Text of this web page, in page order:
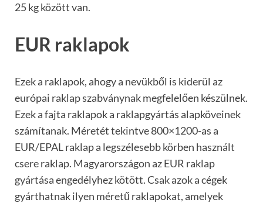
25 kg között van.
EUR raklapok
Ezek a raklapok, ahogy a nevükből is kiderül az
európai raklap szabványnak megfelelően készülnek.
Ezek a fajta raklapok a raklapgyártás alapköveinek
számítanak. Méretét tekintve 800×1200-as a
EUR/EPAL raklap a legszélesebb körben használt
csere raklap. Magyarországon az EUR raklap
gyártása engedélyhez kötött. Csak azok a cégek
gyárthatnak ilyen méretű raklapokat, amelyek